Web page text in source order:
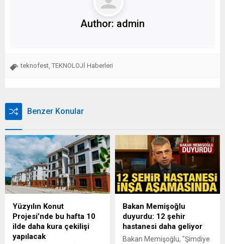
Author: admin
teknofest TEKNOLOJİ Haberleri
Benzer Konular
Yüzyılın Konut
Projesi’nde bu hafta 10
ilde daha kura çekilişi
yapılacak
Bakan Memişoğlu
duyurdu: 12 şehir
hastanesi daha geliyor
Bakan Memişoğlu, "Şimdiye